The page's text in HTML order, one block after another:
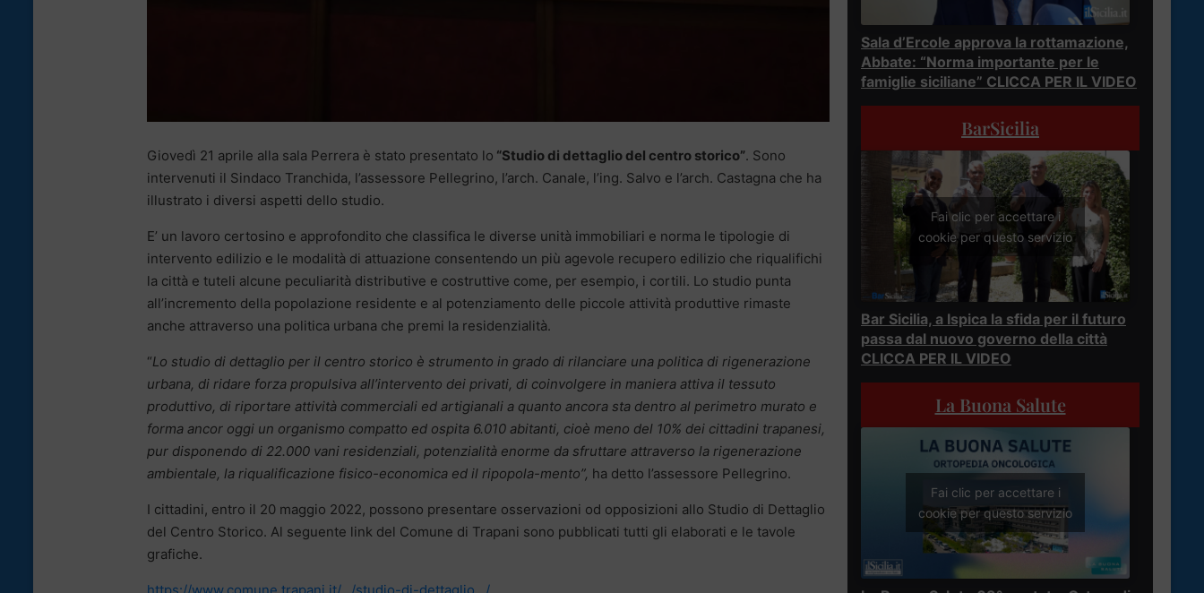
Giovedì 21 aprile alla sala Perrera è stato presentato lo “Studio di dettaglio del centro storico”. Sono
intervenuti il Sindaco Tranchida, l’assessore Pellegrino, l’arch. Canale, l’ing. Salvo e l’arch. Castagna che ha
illustrato i diversi aspetti dello studio.
E’ un lavoro certosino e approfondito che classifica le diverse unità immobiliari e norma le tipologie di
intervento edilizio e le modalità di attuazione consentendo un più agevole recupero edilizio che riqualifichi
la città e tuteli alcune peculiarità distributive e costruttive come, per esempio, i cortili. Lo studio punta
all’incremento della popolazione residente e al potenziamento delle piccole attività produttive rimaste
anche attraverso una politica urbana che premi la residenzialità.
“Lo studio di dettaglio per il centro storico è strumento in grado di rilanciare una politica di rigenerazione
urbana, di ridare forza propulsiva all’intervento dei privati, di coinvolgere in maniera attiva il tessuto
produttivo, di riportare attività commerciali ed artigianali a quanto ancora sta dentro al perimetro murato e
forma ancor oggi un organismo compatto ed ospita 6.010 abitanti, cioè meno del 10% dei cittadini trapanesi,
pur disponendo di 22.000 vani residenziali, potenzialità enorme da sfruttare attraverso la rigenerazione
ambientale, la riqualificazione fisico-economica ed il ripopola-mento”, ha detto l’assessore Pellegrino.
I cittadini, entro il 20 maggio 2022, possono presentare osservazioni od opposizioni allo Studio di Dettaglio
del Centro Storico. Al seguente link del Comune di Trapani sono pubblicati tutti gli elaborati e le tavole
grafiche.
Sala d’Ercole approva la rottamazione,
Abbate: “Norma importante per le
famiglie siciliane” CLICCA PER IL VIDEO
BarSicilia
Fai clic per accettare i
cookie per questo servizio
Bar Sicilia, a Ispica la sfida per il futuro
passa dal nuovo governo della città
CLICCA PER IL VIDEO
La Buona Salute
Fai clic per accettare i
cookie per questo servizio